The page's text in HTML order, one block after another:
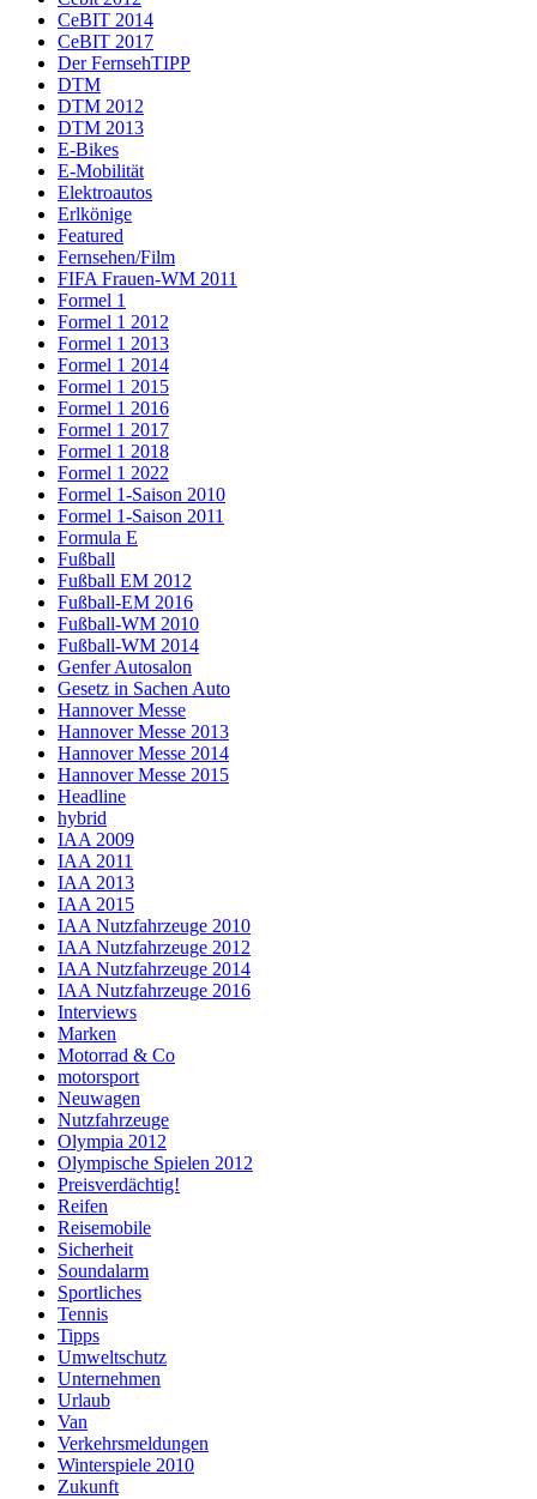
CeBIT 2014
CeBIT 2017
Der FernsehTIPP
DTM
DTM 2012
DTM 2013
E-Bikes
E-Mobilität
Elektroautos
Erlkönige
Featured
Fernsehen/Film
FIFA Frauen-WM 2011
Formel 1
Formel 1 2012
Formel 1 2013
Formel 1 2014
Formel 1 2015
Formel 1 2016
Formel 1 2017
Formel 1 2018
Formel 1 2022
Formel 1-Saison 2010
Formel 1-Saison 2011
Formula E
Fußball
Fußball EM 2012
Fußball-EM 2016
Fußball-WM 2010
Fußball-WM 2014
Genfer Autosalon
Gesetz in Sachen Auto
Hannover Messe
Hannover Messe 2013
Hannover Messe 2014
Hannover Messe 2015
Headline
hybrid
IAA 2009
IAA 2011
IAA 2013
IAA 2015
IAA Nutzfahrzeuge 2010
IAA Nutzfahrzeuge 2012
IAA Nutzfahrzeuge 2014
IAA Nutzfahrzeuge 2016
Interviews
Marken
Motorrad & Co
motorsport
Neuwagen
Nutzfahrzeuge
Olympia 2012
Olympische Spielen 2012
Preisverdächtig!
Reifen
Reisemobile
Sicherheit
Soundalarm
Sportliches
Tennis
Tipps
Umweltschutz
Unternehmen
Urlaub
Van
Verkehrsmeldungen
Winterspiele 2010
Zukunft